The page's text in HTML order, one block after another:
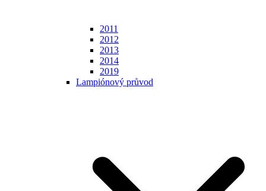
2011
2012
2013
2014
2019
Lampiónový průvod